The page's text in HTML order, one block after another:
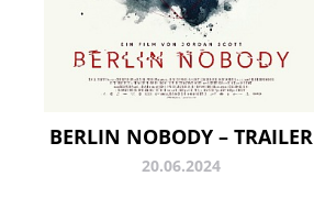
BERLIN NOBODY – TRAILER
20.06.2024